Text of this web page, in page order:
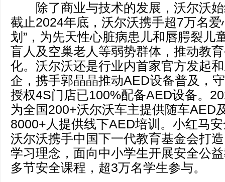
除了商业与技术的发展，沃尔沃始
截止2024年底，沃尔沃携手超7万名爱
划”，为先天性心脏病患儿和唇腭裂儿
盲人及空巢老人等弱势群体，推动教
化。沃尔沃还是行业内首家官方发起
企，携手郭晶晶推动AED设备普及，
授权4S门店已100%配备AED设备。
为全国200+沃尔沃车主提供随车AED
8000+人提供线下AED培训。小红马
沃尔沃携手中国下一代教育基金会打
学习理念，面向中小学生开展安全公
多节安全课程，超3万名学生参与。